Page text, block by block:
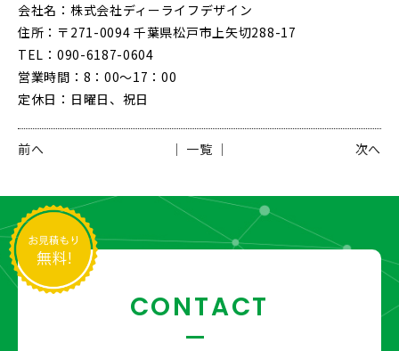
会社名：株式会社ディーライフデザイン
住所：〒271-0094 千葉県松戸市上矢切288-17
TEL：090-6187-0604
営業時間：8：00〜17：00
定休日：日曜日、祝日
前へ 次へ
│ 一覧 │
CONTACT